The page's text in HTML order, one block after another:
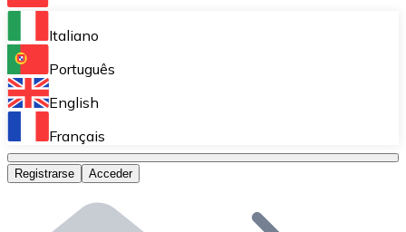
Bitnovo Ramp
Integra nuestra solución en tu plataforma.
Bitnovo Giftcards
Bitnovo OTC
Bitnovo ATM
Italiano
Português
English
Français
Registrarse Acceder